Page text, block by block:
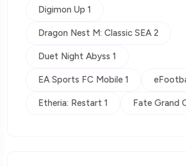
Digimon Up 1
Dragon Nest M: Classic SEA 2
Duet Night Abyss 1
EA Sports FC Mobile 1
Etheria: Restart 1 Fate Grand